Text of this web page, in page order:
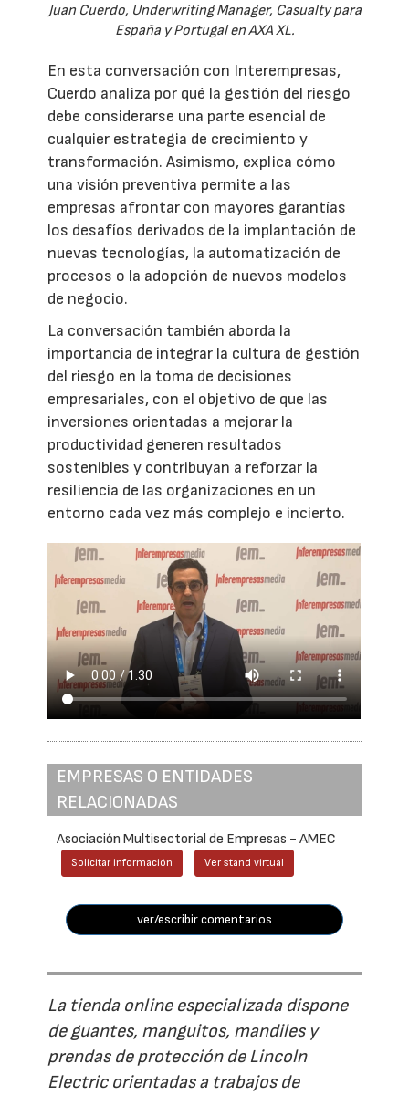
Juan Cuerdo, Underwriting Manager, Casualty para
España y Portugal en AXA XL.
En esta conversación con Interempresas,
Cuerdo analiza por qué la gestión del riesgo
debe considerarse una parte esencial de
cualquier estrategia de crecimiento y
transformación. Asimismo, explica cómo
una visión preventiva permite a las
empresas afrontar con mayores garantías
los desafíos derivados de la implantación de
nuevas tecnologías, la automatización de
procesos o la adopción de nuevos modelos
de negocio.
La conversación también aborda la
importancia de integrar la cultura de gestión
del riesgo en la toma de decisiones
empresariales, con el objetivo de que las
inversiones orientadas a mejorar la
productividad generen resultados
sostenibles y contribuyan a reforzar la
resiliencia de las organizaciones en un
entorno cada vez más complejo e incierto.
EMPRESAS O ENTIDADES
RELACIONADAS
Asociación Multisectorial de Empresas - AMEC
Solicitar información Ver stand virtual
ver/escribir comentarios
La tienda online especializada dispone
de guantes, manguitos, mandiles y
prendas de protección de Lincoln
Electric orientadas a trabajos de